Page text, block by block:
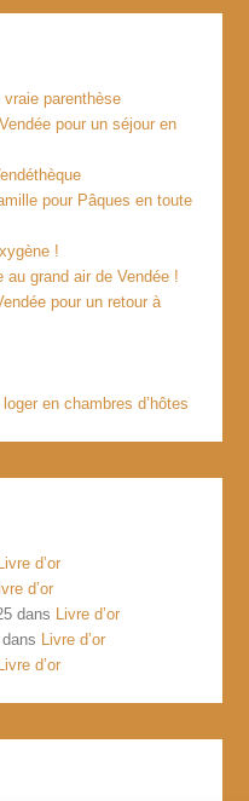
parenthèse
pour un séjour en
pour Pâques en toute
!
grand air de Vendée !
pour un retour à
en chambres d’hôtes
d’or
d’or
dans Livre d’or
dans Livre d’or
d’or